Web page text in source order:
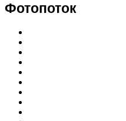
Фотопоток